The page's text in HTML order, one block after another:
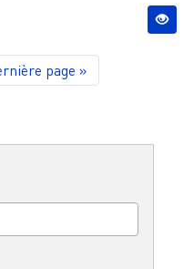
page
page »